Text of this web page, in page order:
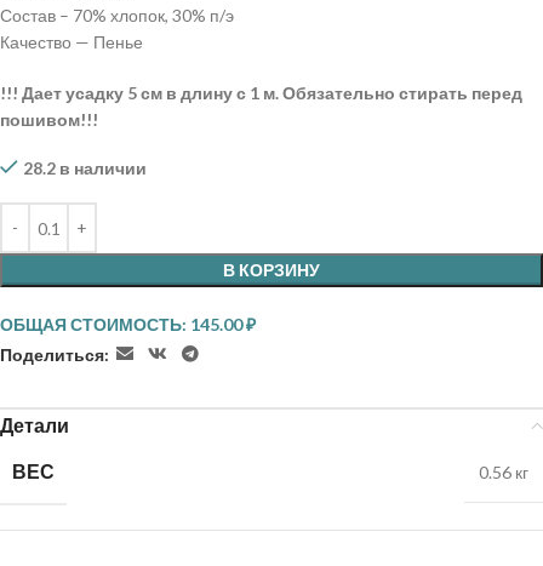
Состав – 70% хлопок, 30% п/э
Качество — Пенье
!!! Дает усадку 5 см в длину с 1 м. Обязательно стирать перед
пошивом!!!
28.2 в наличии
В КОРЗИНУ
ОБЩАЯ СТОИМОСТЬ: 145.00₽
Поделиться:
Детали
ВЕС
0.56 кг